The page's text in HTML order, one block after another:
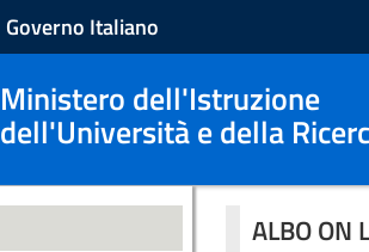
Governo Italiano
Ministero dell'Istruzione
dell'Università e della
ALBO ON